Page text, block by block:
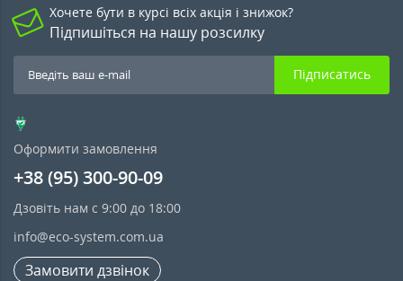
Хочете бути в курсі всіх акція і знижок?
Підпишіться на нашу розсилку
Підписатись
Оформити замовлення
+38 (95) 300-90-09
Дзовіть нам с 9:00 до 18:00
info@eco-system.com.ua
Замовити дзвінок